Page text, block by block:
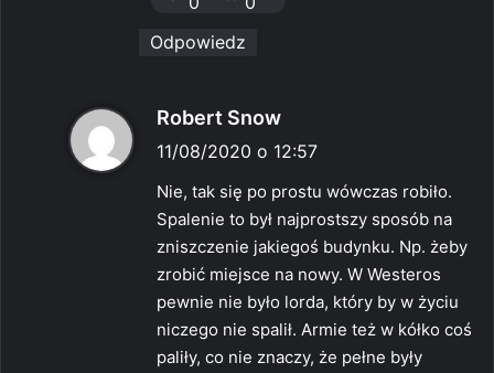
Odpowiedz
Robert Snow
i
e
:
11/08/2020 o 12:57
Nie, tak się po prostu wówczas robiło.
Spalenie to był najprostszy sposób na
zniszczenie jakiegoś budynku. Np. żeby
zrobić miejsce na nowy. W Westeros
pewnie nie było lorda, który by w życiu
niczego nie spalił. Armie też w kółko coś
paliły, co nie znaczy, że pełne były